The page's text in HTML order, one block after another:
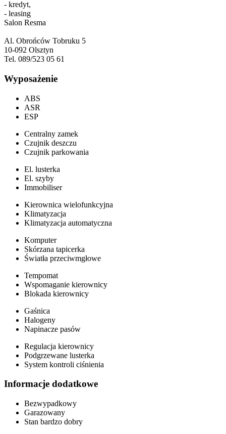
- kredyt,
- leasing
Salon Resma
Al. Obrońców Tobruku 5
10-092 Olsztyn
Tel. 089/523 05 61
Wyposażenie
ABS
ASR
ESP
Centralny zamek
Czujnik deszczu
Czujnik parkowania
El. lusterka
El. szyby
Immobiliser
Kierownica wielofunkcyjna
Klimatyzacja
Klimatyzacja automatyczna
Komputer
Skórzana tapicerka
Światła przeciwmgłowe
Tempomat
Wspomaganie kierownicy
Blokada kierownicy
Gaśnica
Halogeny
Napinacze pasów
Regulacja kierownicy
Podgrzewane lusterka
System kontroli ciśnienia
Informacje dodatkowe
Bezwypadkowy
Garazowany
Stan bardzo dobry